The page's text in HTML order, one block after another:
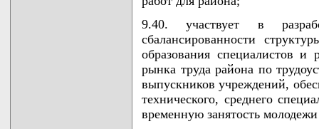
9.40. участвует в
сбалансированности
образования специалистов и
рынка труда района по
выпускников учреждений,
технического, среднего
временную занятость